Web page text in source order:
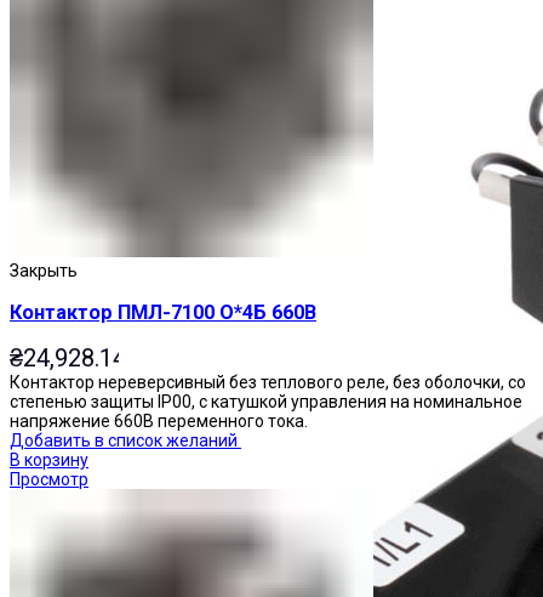
Закрыть
Контактор ПМЛ-7100 О*4Б 660В
₴24,928.14
Контактор нереверсивный без теплового реле, без оболочки, со
степенью защиты IP00, с катушкой управления на номинальное
напряжение 660В переменного тока.
Добавить в список желаний
В корзину
Просмотр